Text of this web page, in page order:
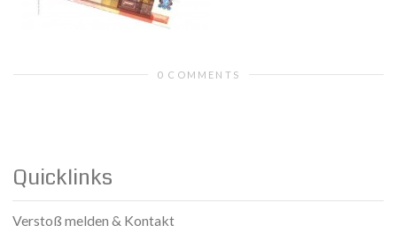
0 COMMENTS
Quicklinks
Verstoß melden & Kontakt